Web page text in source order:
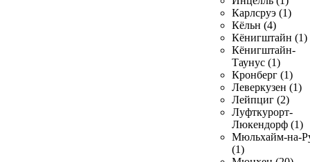
Карлсруэ (1)
Кёльн (4)
Кёнигштайн (1)
Кёнигштайн-
Таунус (1)
Кронберг (1)
Леверкузен (1)
Лейпциг (2)
Луфткурорт-
Люкендорф (1)
Мюльхайм-на-
(1)